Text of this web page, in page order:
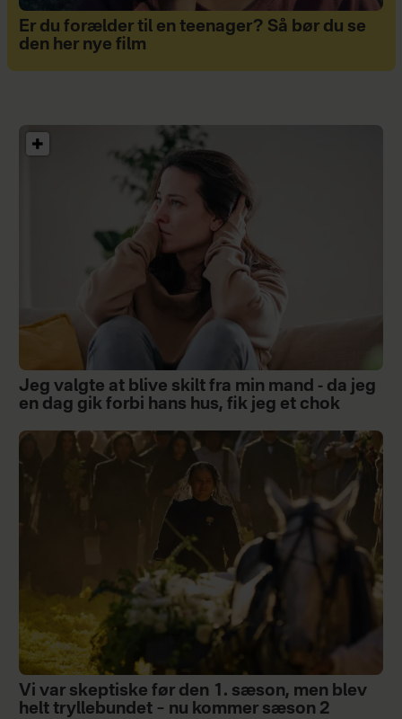
Er du forælder til en teenager? Så bør du se
den her nye film
Jeg valgte at blive skilt fra min mand - da jeg
en dag gik forbi hans hus, fik jeg et chok
Vi var skeptiske før den 1. sæson, men blev
helt tryllebundet – nu kommer sæson 2